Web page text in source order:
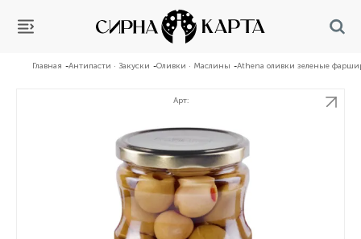
Главная Антипасти · Закуски Оливки · Маслины Athena оливки зеленые
Арт: